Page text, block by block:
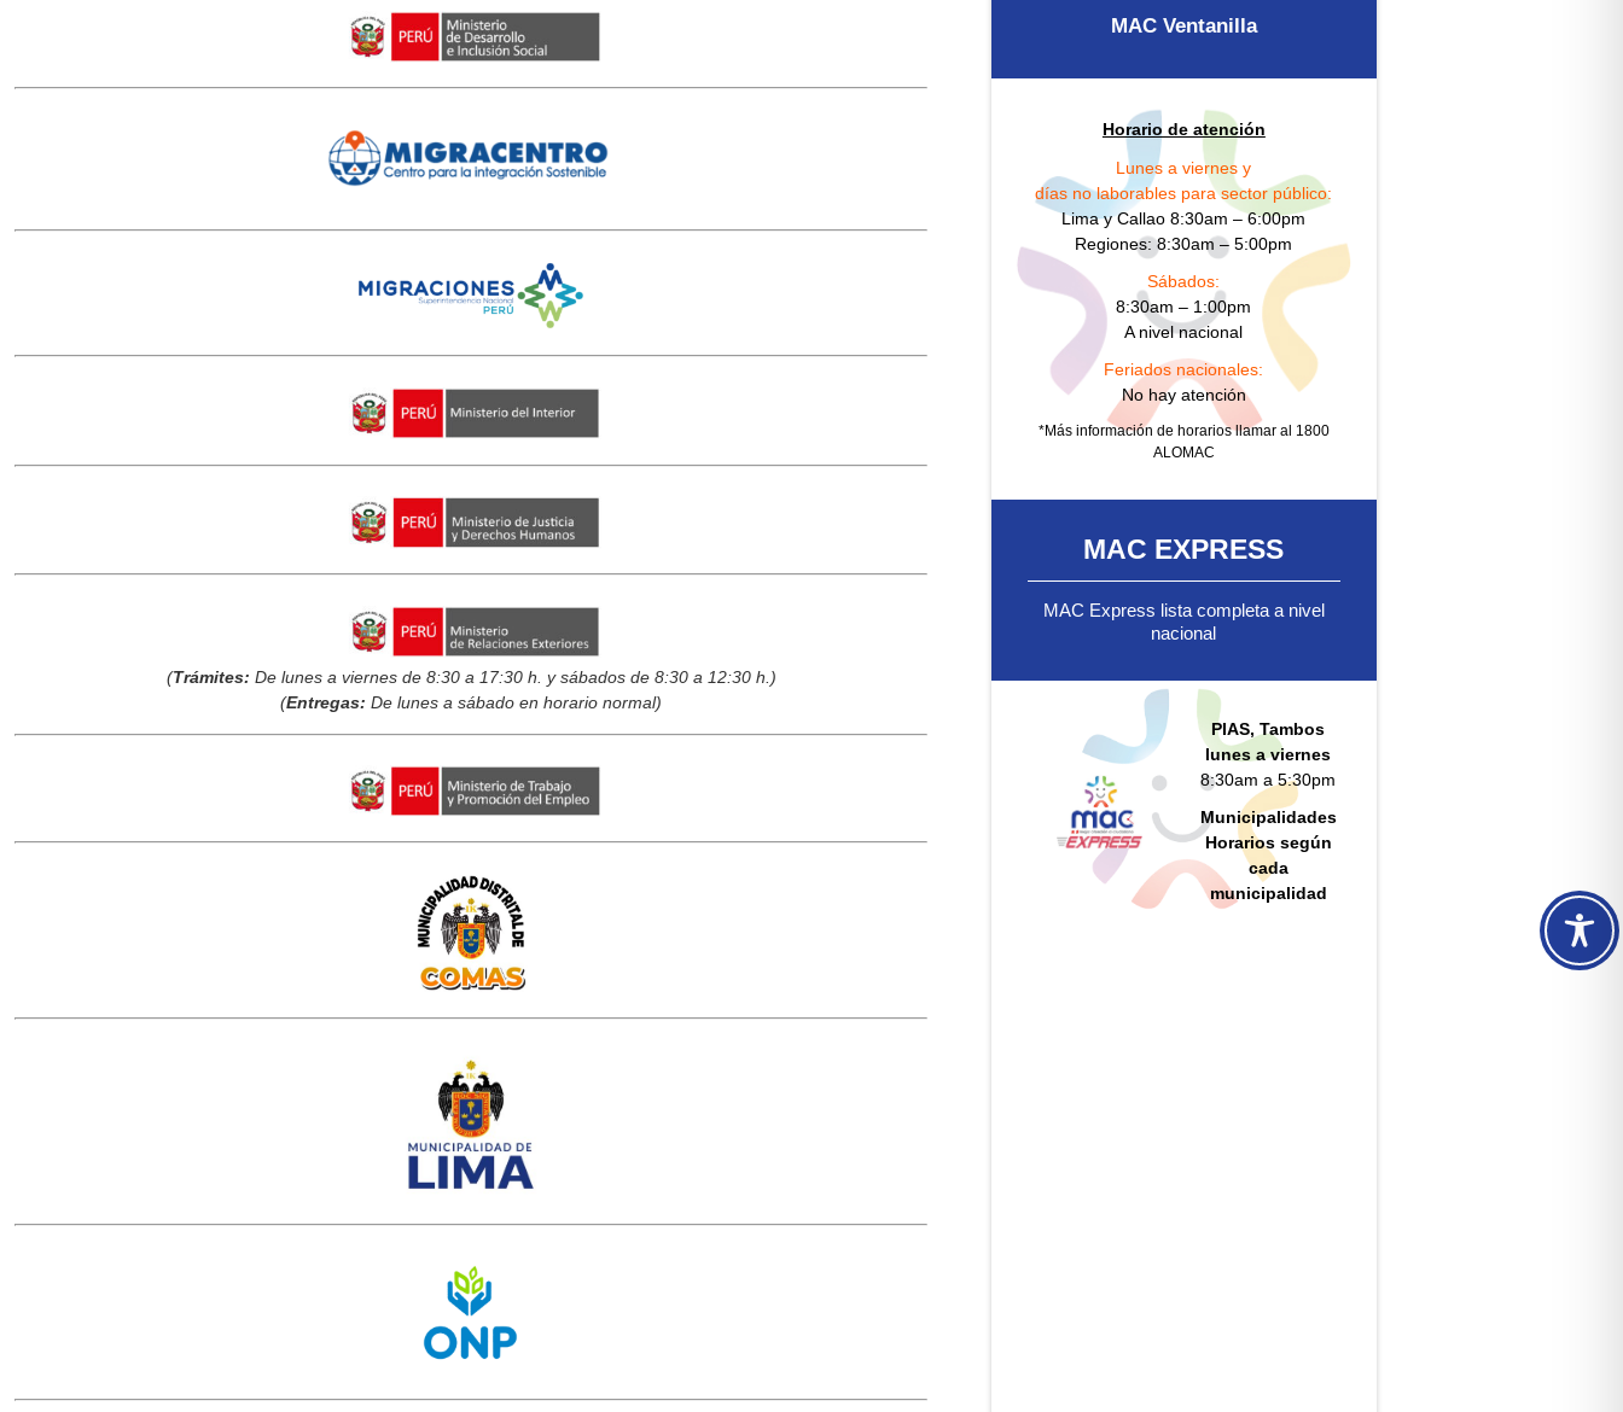
(Trámites: De lunes a viernes de 8:30 a 17:30 h. y sábados de 8:30 a 12:30 h.)
(Entregas: De lunes a sábado en horario normal)
MAC Ventanilla
Horario de atención
Lunes a viernes y
días no laborables para sector público:
Lima y Callao 8:30am – 6:00pm
Regiones: 8:30am – 5:00pm
Sábados:
8:30am – 1:00pm
A nivel nacional
Feriados nacionales:
No hay atención
*Más información de horarios llamar al 1800
ALOMAC
MAC EXPRESS
MAC Express lista completa a nivel
nacional
PIAS, Tambos
lunes a viernes
8:30am a 5:30pm
Municipalidades
Horarios según
cada
municipalidad